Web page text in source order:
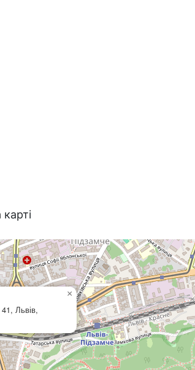
Львів,
×